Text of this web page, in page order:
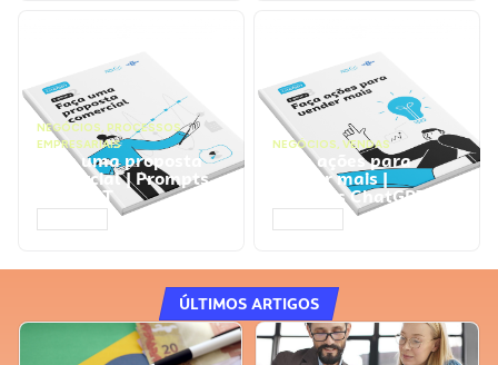
NEGÓCIOS, PROCESSOS
EMPRESARIAIS
Faça uma proposta
comercial | Prompts
ChatGPT
NEGÓCIOS, VENDAS
Faça ações para
vender mais |
Prompts ChatGPT
ÚLTIMOS ARTIGOS